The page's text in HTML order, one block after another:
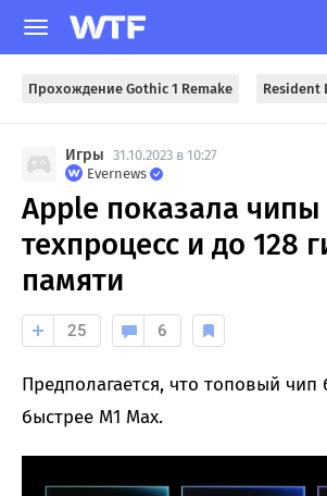
Прохождение Gothic 1 Remake Resident
Игры 31.10.2023 в 10:27
Evernews
Apple показала
техпроцесс и до 128
памяти
25 6
Предполагается, что топовый чип
быстрее M1 Max.